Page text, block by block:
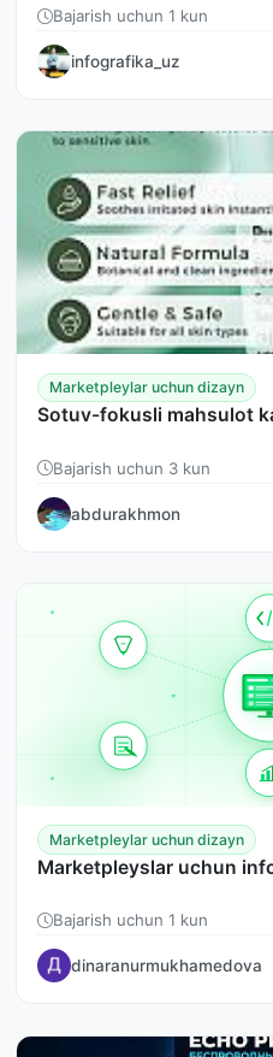
Bajarish uchun 1 kun
infografika_uz
Marketpleylar uchun dizayn
Sotuv-fokusli mahsulot
Bajarish uchun 3 kun
abdurakhmon
Marketpleylar uchun dizayn
Marketpleyslar uchun
Bajarish uchun 1 kun
dinaranurmukhamedova